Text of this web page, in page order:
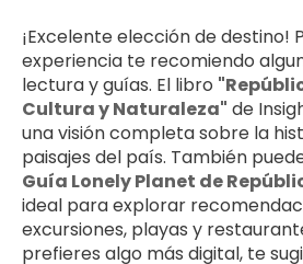
¡Excelente elección de destino!
experiencia te recomiendo
lectura y guías. El libro
Cultura y Naturaleza" de
una visión completa sobre la
Guía Lonely Planet de
ideal para explorar
excursiones, playas y